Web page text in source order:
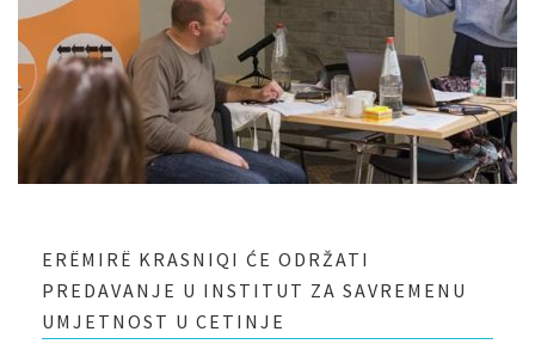
ERËMIRË KRASNIQI ĆE ODRŽATI
PREDAVANJE U INSTITUT ZA SAVREMENU
UMJETNOST U CETINJE